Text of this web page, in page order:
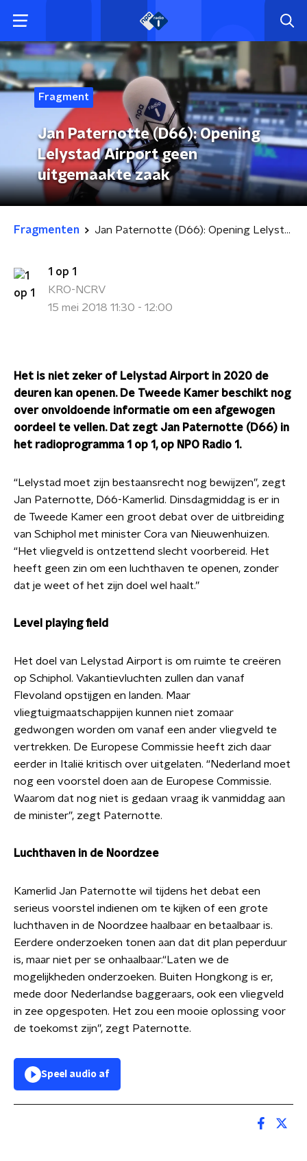
Fragment
Jan Paternotte (D66): Opening
Lelystad Airport geen
uitgemaakte zaak
Fragmenten Jan Paternotte (D66): Opening Lelystad Airport geen uitgemaakte zaak
1 op 1
KRO-NCRV
15 mei 2018 11:30 - 12:00
Het is niet zeker of Lelystad Airport in 2020 de
deuren kan openen. De Tweede Kamer beschikt nog
over onvoldoende informatie om een afgewogen
oordeel te vellen. Dat zegt Jan Paternotte (D66) in
het radioprogramma 1 op 1, op NPO Radio 1.
“Lelystad moet zijn bestaansrecht nog bewijzen”, zegt
Jan Paternotte, D66-Kamerlid. Dinsdagmiddag is er in
de Tweede Kamer een groot debat over de uitbreiding
van Schiphol met minister Cora van Nieuwenhuizen.
“Het vliegveld is ontzettend slecht voorbereid. Het
heeft geen zin om een luchthaven te openen, zonder
dat je weet of het zijn doel wel haalt.”
Level playing field
Het doel van Lelystad Airport is om ruimte te creëren
op Schiphol. Vakantievluchten zullen dan vanaf
Flevoland opstijgen en landen. Maar
vliegtuigmaatschappijen kunnen niet zomaar
gedwongen worden om vanaf een ander vliegveld te
vertrekken. De Europese Commissie heeft zich daar
eerder in Italië kritisch over uitgelaten. “Nederland moet
nog een voorstel doen aan de Europese Commissie.
Waarom dat nog niet is gedaan vraag ik vanmiddag aan
de minister”, zegt Paternotte.
Luchthaven in de Noordzee
Kamerlid Jan Paternotte wil tijdens het debat een
serieus voorstel indienen om te kijken of een grote
luchthaven in de Noordzee haalbaar en betaalbaar is.
Eerdere onderzoeken tonen aan dat dit plan peperduur
is, maar niet per se onhaalbaar.“Laten we de
mogelijkheden onderzoeken. Buiten Hongkong is er,
mede door Nederlandse baggeraars, ook een vliegveld
in zee opgespoten. Het zou een mooie oplossing voor
de toekomst zijn”, zegt Paternotte.
Speel audio af